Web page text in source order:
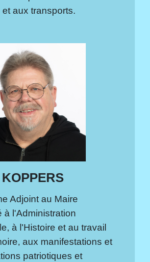
et aux transports.
Adjoint au Maire
à l'Administration
à l'Histoire et au travail
aux manifestations et
patriotiques et